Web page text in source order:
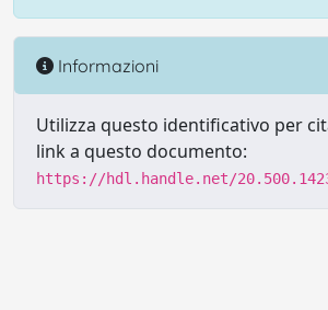
Informazioni
Utilizza questo identificativo per
link a questo documento:
https://hdl.handle.net/